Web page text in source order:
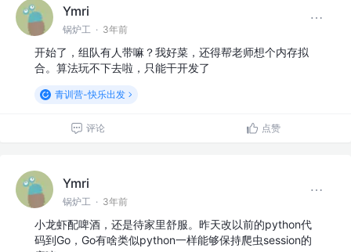
Ymri
锅炉工 · 3年前
开始了，组队有人带嘛？我好菜，还得帮老师想个内存拟
合。算法玩不下去啦，只能干开发了
青训营-快乐出发
评论 点赞
Ymri
锅炉工 · 3年前
小龙虾配啤酒，还是待家里舒服。昨天改以前的python代
码到Go，Go有啥类似python一样能够保持爬虫session的